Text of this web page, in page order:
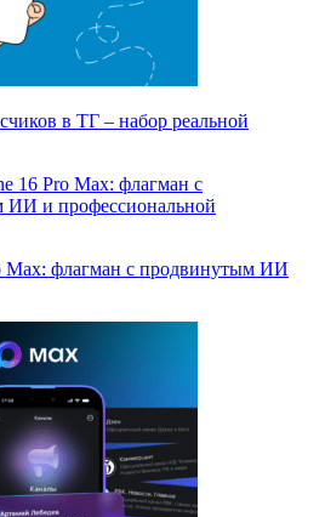
в ТГ – набор реальной
Max: флагман с продвинутым ИИ